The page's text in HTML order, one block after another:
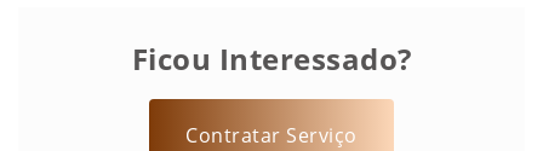
Ficou Interessado?
Contratar Serviço